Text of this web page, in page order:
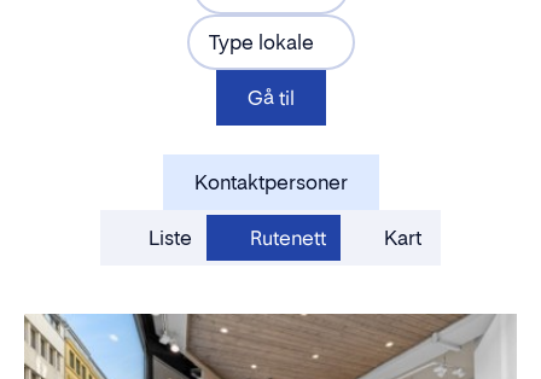
Type lokale
Gå til
Kontaktpersoner
Liste Rutenett Kart